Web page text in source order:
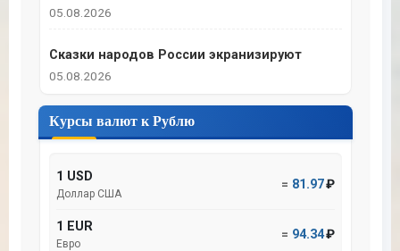
05.08.2026
Сказки народов России экранизируют
05.08.2026
Курсы валют к Рублю
1 USD
Доллар США
= 81.97₽
1 EUR
Евро
= 94.34₽